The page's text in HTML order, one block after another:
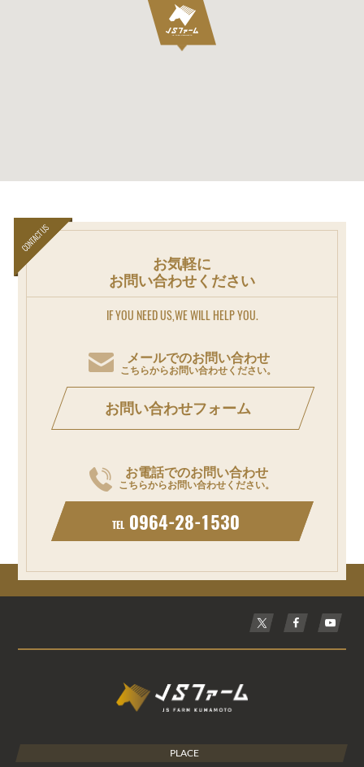
お気軽に
お問い合わせください
IF YOU NEED US,WE WILL HELP YOU.
メールでのお問い合わせ
こちらからお問い合わせください。
お問い合わせフォーム
お電話でのお問い合わせ
こちらからお問い合わせください。
TEL 0964-28-1530
PLACE